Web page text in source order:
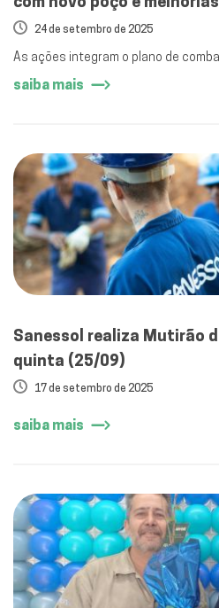
Mirassol
24 de setembro de 2025
As ações integram o plano de
saiba mais
Sanessol realiza Mutirão
quinta (25/09)
17 de setembro de 2025
saiba mais